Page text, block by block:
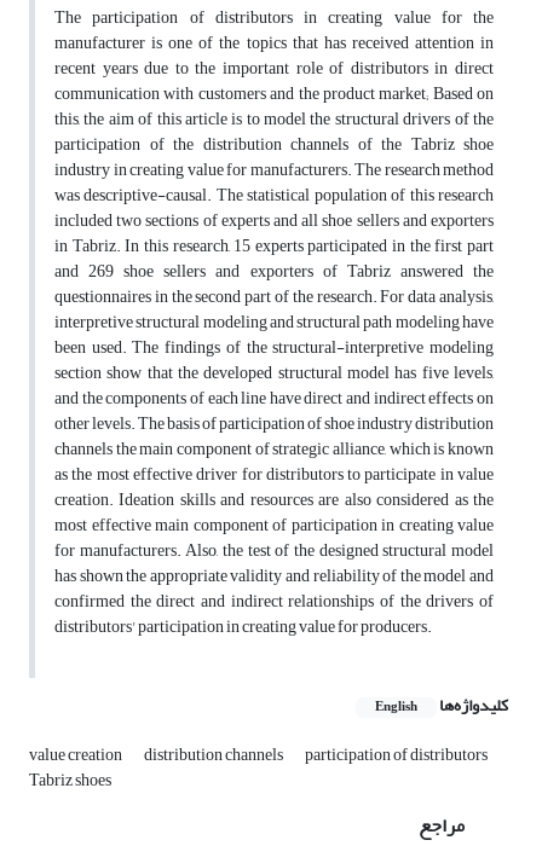
The participation of distributors in creating value for the
manufacturer is one of the topics that has received attention in
recent years due to the important role of distributors in direct
communication with customers and the product market; Based on
this, the aim of this article is to model the structural drivers of the
participation of the distribution channels of the Tabriz shoe
industry in creating value for manufacturers. The research method
was descriptive-causal. The statistical population of this research
included two sections of experts and all shoe sellers and exporters
in Tabriz. In this research, 15 experts participated in the first part
and 269 shoe sellers and exporters of Tabriz answered the
questionnaires in the second part of the research. For data analysis,
interpretive structural modeling and structural path modeling have
been used. The findings of the structural-interpretive modeling
section show that the developed structural model has five levels,
and the components of each line have direct and indirect effects on
other levels. The basis of participation of shoe industry distribution
channels the main component of strategic alliance, which is known
as the most effective driver for distributors to participate in value
creation. Ideation skills and resources are also considered as the
most effective main component of participation in creating value
for manufacturers. Also, the test of the designed structural model
has shown the appropriate validity and reliability of the model and
confirmed the direct and indirect relationships of the drivers of
distributors' participation in creating value for producers.
کلیدواژه‌ها English
value creation distribution channels participation of distributors
Tabriz shoes
مراجع